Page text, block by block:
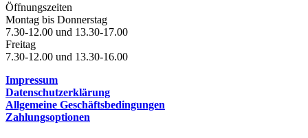
Öffnungszeiten
Montag bis Donnerstag
7.30-12.00 und 13.30-17.00
Freitag
7.30-12.00 und 13.30-16.00
Impressum
Datenschutzerklärung
Allgemeine Geschäftsbedingungen
Zahlungsoptionen